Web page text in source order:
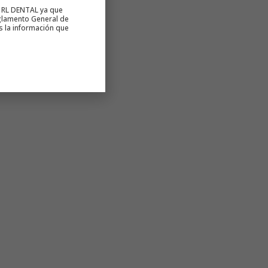
DENTAL ya que
General de
la información que